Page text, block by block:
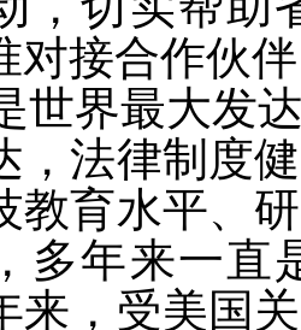
对接合作伙
世界最大发
，法律制度
教育水平、
多年来一直
来，受美国